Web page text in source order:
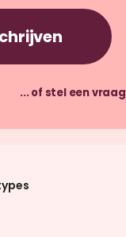
... of stel een vraag